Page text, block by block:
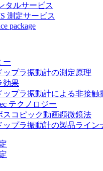
タルサービス
測定サービス
package
ー
ップラ振動計の測定原理
効果
ップラ振動計による非接触
テクノロジー
スコピック動画顕微鏡法
ップラ振動計の製品ライン